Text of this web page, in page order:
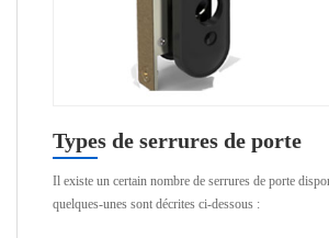
Types de serrures de porte
Il existe un certain nombre de serrures de porte
quelques-unes sont décrites ci-dessous :